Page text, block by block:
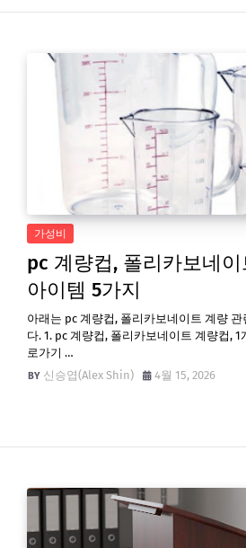
가성비
pc 계량컵, 폴리카보네
아이템 5가지
아래는 pc 계량컵, 폴리카보네이트 계량
다. 1. pc 계량컵, 폴리카보네이트 계량컵,
로가기 …
신승엽(Alex Shin)
4월 15, 2026